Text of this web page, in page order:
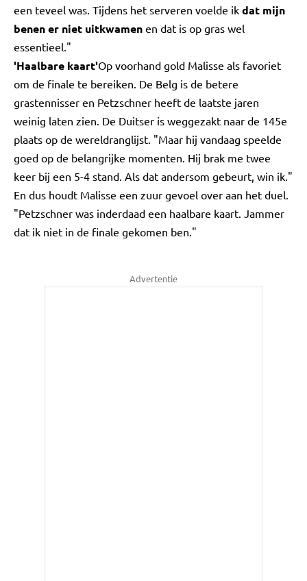
een teveel was. Tijdens het serveren voelde ik dat mijn
benen er niet uitkwamen en dat is op gras wel
essentieel."
'Haalbare kaart'Op voorhand gold Malisse als favoriet
om de finale te bereiken. De Belg is de betere
grastennisser en Petzschner heeft de laatste jaren
weinig laten zien. De Duitser is weggezakt naar de 145e
plaats op de wereldranglijst. "Maar hij vandaag speelde
goed op de belangrijke momenten. Hij brak me twee
keer bij een 5-4 stand. Als dat andersom gebeurt, win ik."
En dus houdt Malisse een zuur gevoel over aan het duel.
"Petzschner was inderdaad een haalbare kaart. Jammer
dat ik niet in de finale gekomen ben."
Advertentie